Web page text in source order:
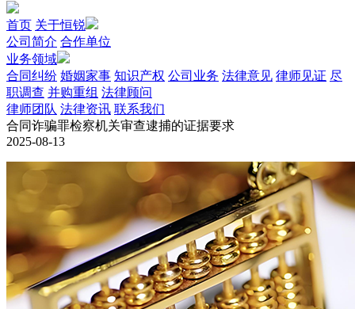
首页 关于恒锐
公司简介 合作单位
业务领域
合同纠纷 婚姻家事 知识产权 公司业务 法律意见 律师见证 尽
职调查 并购重组 法律顾问
律师团队 法律资讯 联系我们
合同诈骗罪检察机关审查逮捕的证据要求
2025-08-13